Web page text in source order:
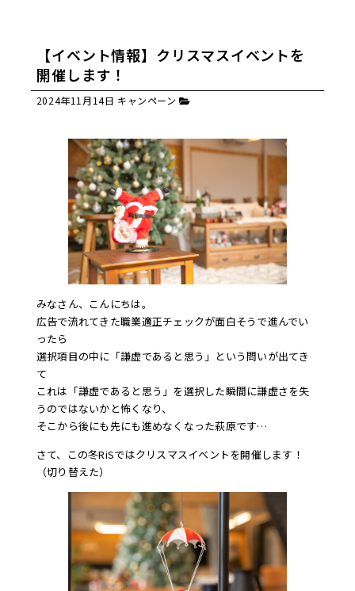
【イベント情報】クリスマスイベントを
開催します！
2024年11月14日 キャンペーン
みなさん、こんにちは。
広告で流れてきた職業適正チェックが面白そうで進んでい
ったら
選択項目の中に「謙虚であると思う」という問いが出てき
て
これは「謙虚であると思う」を選択した瞬間に謙虚さを失
うのではないかと怖くなり、
そこから後にも先にも進めなくなった萩原です…
さて、この冬RiSではクリスマスイベントを開催します！
（切り替えた）